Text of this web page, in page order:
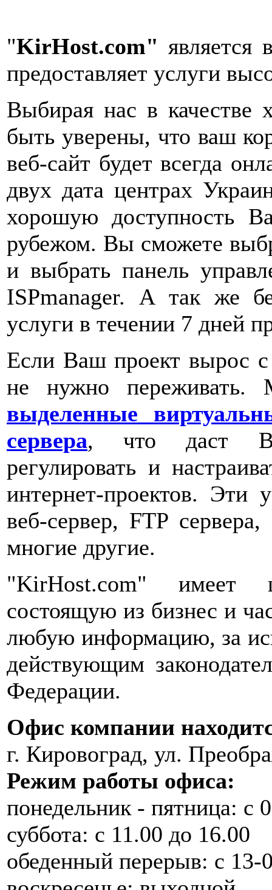
"KirHost.com" является
предоставляет услуги
Выбирая нас в качестве
быть уверены, что ваш
веб-сайт будет всегда
двух дата центрах
хорошую доступность
рубежом. Вы сможете
и выбрать панель
ISPmanager. А так же
услуги в течении 7 дней
Если Ваш проект вырос
не нужно
выделенные
сервера, что даст
регулировать и
интернет-проектов. Эти
веб-сервер, FTP
многие другие.
"KirHost.com" имеет
состоящую из бизнес и
любую информацию, за
действующим
Федерации.
Офис компании
г. Кировоград, ул.
Режим работы офиса:
понедельник - пятница: с
суббота: с 11.00 до 16.00
обеденный перерыв: с 13-